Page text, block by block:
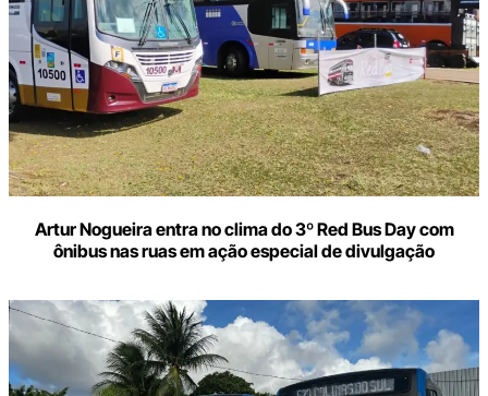
Artur Nogueira entra no clima do 3º Red Bus Day com
ônibus nas ruas em ação especial de divulgação